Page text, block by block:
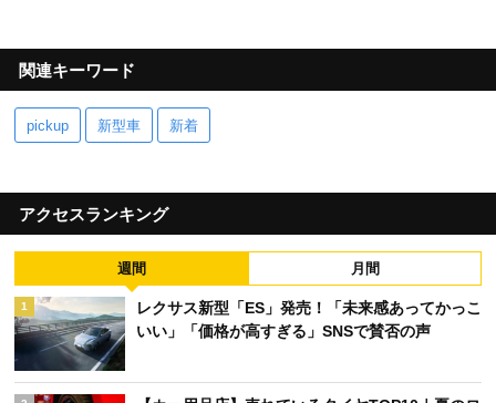
関連キーワード
pickup 新型車 新着
アクセスランキング
週間 月間
1
レクサス新型「ES」発売！「未来感あってかっこ
いい」「価格が高すぎる」SNSで賛否の声